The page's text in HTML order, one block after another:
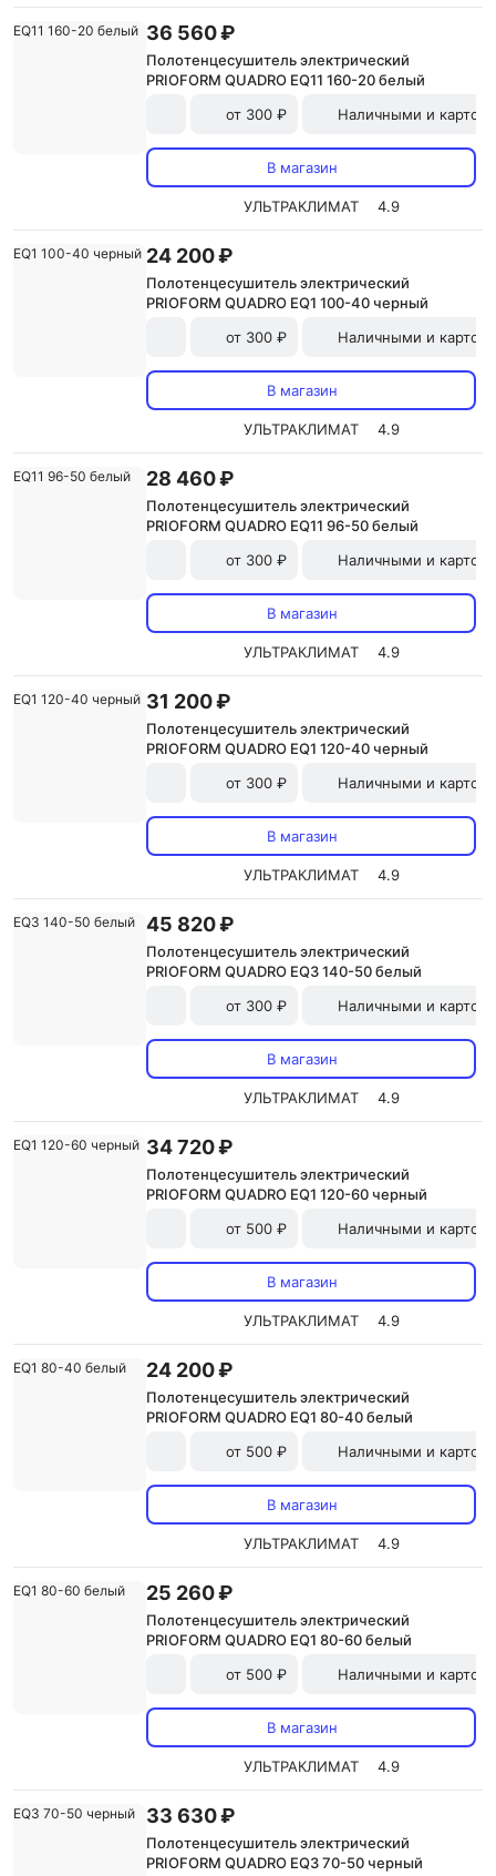
36 560 ₽
Полотенцесушитель электрический
PRIOFORM QUADRO EQ11 160-20 белый
от 300 ₽
Наличными и картой
В магазин
УЛЬТРАКЛИМАТ 4.9
24 200 ₽
Полотенцесушитель электрический
PRIOFORM QUADRO EQ1 100-40 черный
от 300 ₽
Наличными и картой
В магазин
УЛЬТРАКЛИМАТ 4.9
28 460 ₽
Полотенцесушитель электрический
PRIOFORM QUADRO EQ11 96-50 белый
от 300 ₽
Наличными и картой
В магазин
УЛЬТРАКЛИМАТ 4.9
31 200 ₽
Полотенцесушитель электрический
PRIOFORM QUADRO EQ1 120-40 черный
от 300 ₽
Наличными и картой
В магазин
УЛЬТРАКЛИМАТ 4.9
45 820 ₽
Полотенцесушитель электрический
PRIOFORM QUADRO EQ3 140-50 белый
от 300 ₽
Наличными и картой
В магазин
УЛЬТРАКЛИМАТ 4.9
34 720 ₽
Полотенцесушитель электрический
PRIOFORM QUADRO EQ1 120-60 черный
от 500 ₽
Наличными и картой
В магазин
УЛЬТРАКЛИМАТ 4.9
24 200 ₽
Полотенцесушитель электрический
PRIOFORM QUADRO EQ1 80-40 белый
от 500 ₽
Наличными и картой
В магазин
УЛЬТРАКЛИМАТ 4.9
25 260 ₽
Полотенцесушитель электрический
PRIOFORM QUADRO EQ1 80-60 белый
от 500 ₽
Наличными и картой
В магазин
УЛЬТРАКЛИМАТ 4.9
33 630 ₽
Полотенцесушитель электрический
PRIOFORM QUADRO EQ3 70-50 черный